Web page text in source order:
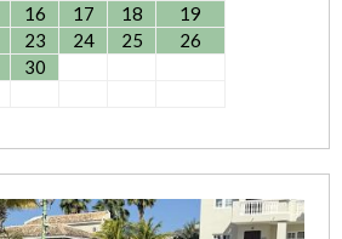
16 17 18
19
23 24 25
26
30